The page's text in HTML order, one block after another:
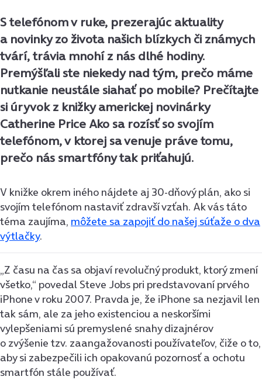
S telefónom v ruke, prezerajúc aktuality
a novinky zo života našich blízkych či známych
tvárí, trávia mnohí z nás dlhé hodiny.
Premýšľali ste niekedy nad tým, prečo máme
nutkanie neustále siahať po mobile? Prečítajte
si úryvok z knižky americkej novinárky
Catherine Price Ako sa rozísť so svojím
telefónom, v ktorej sa venuje práve tomu,
prečo nás smartfóny tak priťahujú.
V knižke okrem iného nájdete aj 30-dňový plán, ako si
svojím telefónom nastaviť zdravší vzťah. Ak vás táto
téma zaujíma, môžete sa zapojiť do našej súťaže o dva
výtlačky.
„Z času na čas sa objaví revolučný produkt, ktorý zmení
všetko,“ povedal Steve Jobs pri predstavovaní prvého
iPhone v roku 2007. Pravda je, že iPhone sa nezjavil len
tak sám, ale za jeho existenciou a neskoršími
vylepšeniami sú premyslené snahy dizajnérov
o zvýšenie tzv. zaangažovanosti používateľov, čiže o to,
aby si zabezpečili ich opakovanú pozornosť a ochotu
smartfón stále používať.